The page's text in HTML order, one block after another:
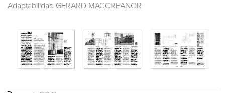
Adaptabilidad GERARD MACCREANOR